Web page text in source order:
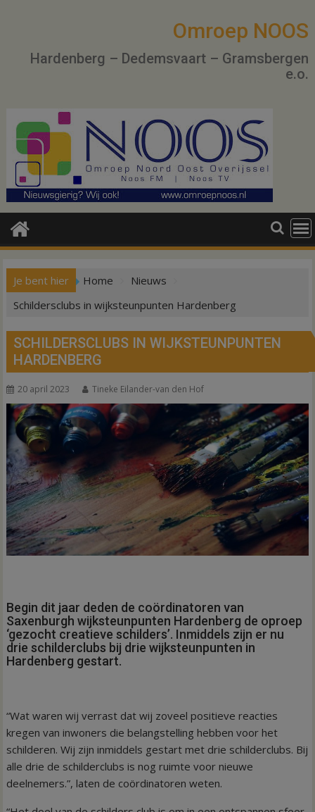
Omroep NOOS
Hardenberg – Dedemsvaart – Gramsbergen
e.o.
Je bent hier Home
Nieuws
Schildersclubs in wijksteunpunten Hardenberg
SCHILDERSCLUBS IN WIJKSTEUNPUNTEN
HARDENBERG
20 april 2023 Tineke Eilander-van den Hof
Begin dit jaar deden de coördinatoren van
Saxenburgh wijksteunpunten Hardenberg de oproep
‘gezocht creatieve schilders’. Inmiddels zijn er nu
drie schilderclubs bij drie wijksteunpunten in
Hardenberg gestart.
“Wat waren wij verrast dat wij zoveel positieve reacties
kregen van inwoners die belangstelling hebben voor het
schilderen. Wij zijn inmiddels gestart met drie schilderclubs. Bij
alle drie de schilderclubs is nog ruimte voor nieuwe
deelnemers.”, laten de coördinatoren weten.